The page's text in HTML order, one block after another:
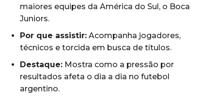
maiores equipes da América do Sul, o Boca
Juniors.
Por que assistir: Acompanha jogadores,
técnicos e torcida em busca de títulos.
Destaque: Mostra como a pressão por
resultados afeta o dia a dia no futebol
argentino.